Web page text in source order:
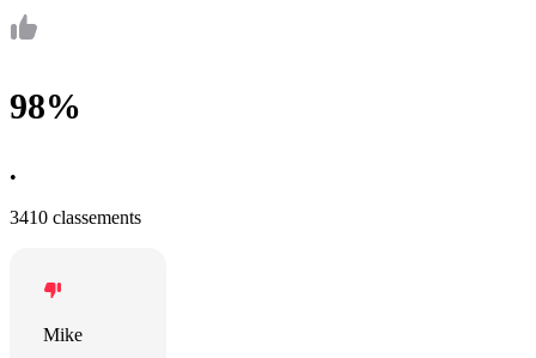
98%
•
3410 classements
Mike